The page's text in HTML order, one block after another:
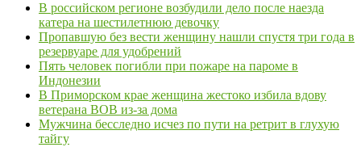
В российском регионе возбудили дело после наезда
катера на шестилетнюю девочку
Пропавшую без вести женщину нашли спустя три года в
резервуаре для удобрений
Пять человек погибли при пожаре на пароме в
Индонезии
В Приморском крае женщина жестоко избила вдову
ветерана ВОВ из-за дома
Мужчина бесследно исчез по пути на ретрит в глухую
тайгу